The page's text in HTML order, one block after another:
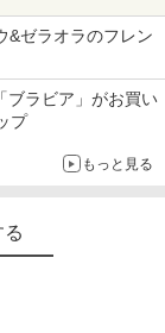
が67%オフで990円
&ゼラオラのフレン
ブラビア」がお買い
プ
もっと見る